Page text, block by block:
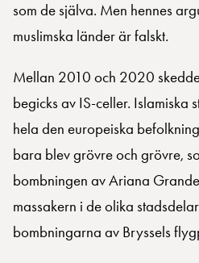
som de själva. Men hennes
muslimska länder är falskt.
Mellan 2010 och 2020
begicks av IS-celler. Islamiska
hela den europeiska
bara blev grövre och grövre,
bombningen av Ariana
massakern i de olika
bombningarna av Bryssels